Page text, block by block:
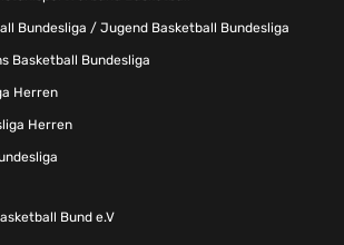
Bundesliga / Jugend Basketball Bundesliga
Basketball Bundesliga
Herren
Herren
Bund e.V